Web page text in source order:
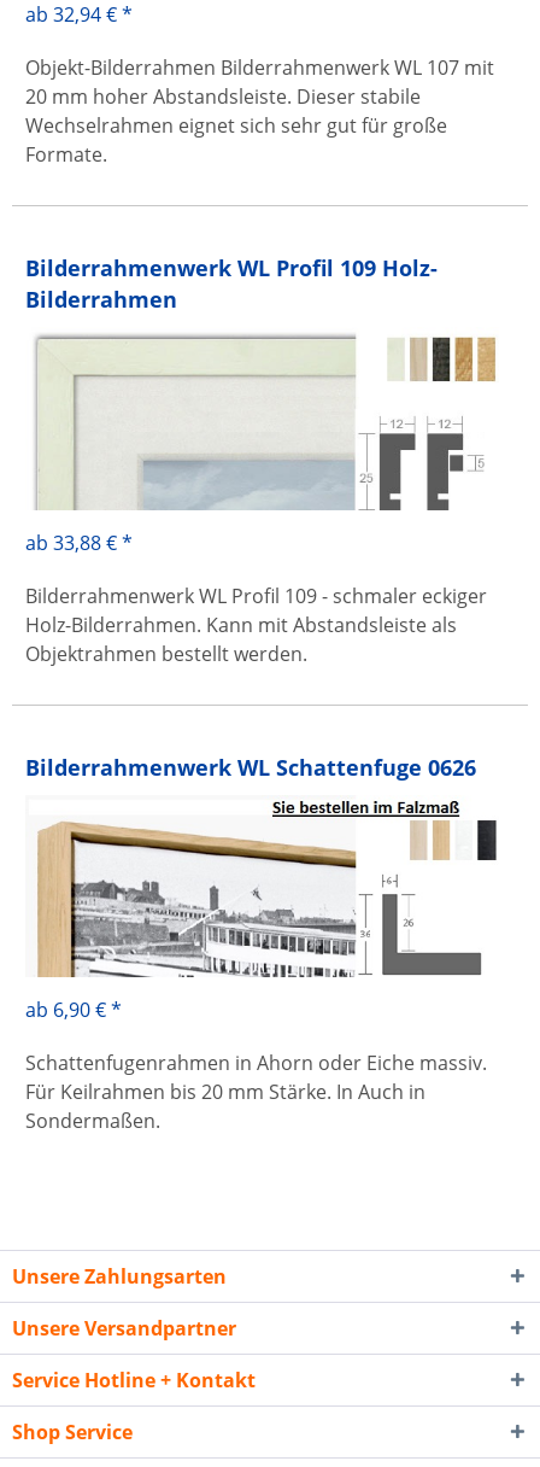
ab 32,94 € *
Objekt-Bilderrahmen Bilderrahmenwerk WL 107 mit
20 mm hoher Abstandsleiste. Dieser stabile
Wechselrahmen eignet sich sehr gut für große
Formate.
Bilderrahmenwerk WL Profil 109 Holz-
Bilderrahmen
ab 33,88 € *
Bilderrahmenwerk WL Profil 109 - schmaler eckiger
Holz-Bilderrahmen. Kann mit Abstandsleiste als
Objektrahmen bestellt werden.
Bilderrahmenwerk WL Schattenfuge 0626
ab 6,90 € *
Schattenfugenrahmen in Ahorn oder Eiche massiv.
Für Keilrahmen bis 20 mm Stärke. In Auch in
Sondermaßen.
Unsere Zahlungsarten
Unsere Versandpartner
Service Hotline + Kontakt
Shop Service